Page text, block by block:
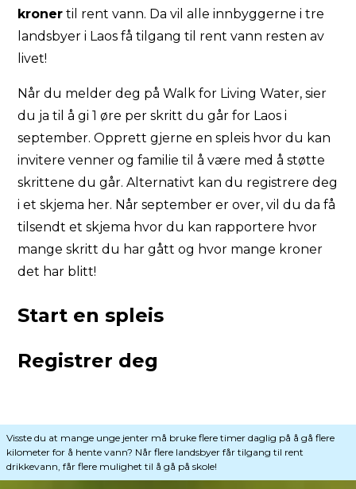
kroner til rent vann. Da vil alle innbyggerne i tre
landsbyer i Laos få tilgang til rent vann resten av
livet!
Når du melder deg på Walk for Living Water, sier
du ja til å gi 1 øre per skritt du går for Laos i
september. Opprett gjerne en spleis hvor du kan
invitere venner og familie til å være med å støtte
skrittene du går. Alternativt kan du registrere deg
i et skjema her. Når september er over, vil du da få
tilsendt et skjema hvor du kan rapportere hvor
mange skritt du har gått og hvor mange kroner
det har blitt!
Start en spleis
Registrer deg
Visste du at mange unge jenter må bruke flere timer daglig på å gå flere
kilometer for å hente vann? Når flere landsbyer får tilgang til rent
drikkevann, får flere mulighet til å gå på skole!